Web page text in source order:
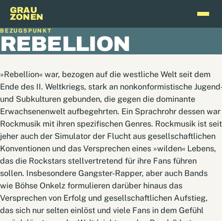
GRAU
ZONEN
BEZUGSPUNKT
REBELLION
»Rebellion« war, bezogen auf die westliche Welt seit dem
Ende des II. Weltkriegs, stark an nonkonformistische Jugend-
und Subkulturen gebunden, die gegen die dominante
Erwachsenenwelt aufbegehrten. Ein Sprachrohr dessen war
Rockmusik mit ihren spezifischen Genres. Rockmusik ist seit
jeher auch der Simulator der Flucht aus gesellschaftlichen
Konventionen und das Versprechen eines »wilden« Lebens,
das die Rockstars stellvertretend für ihre Fans führen
sollen. Insbesondere Gangster-Rapper, aber auch Bands
wie Böhse Onkelz formulieren darüber hinaus das
Versprechen von Erfolg und gesellschaftlichen Aufstieg,
das sich nur selten einlöst und viele Fans in dem Gefühl